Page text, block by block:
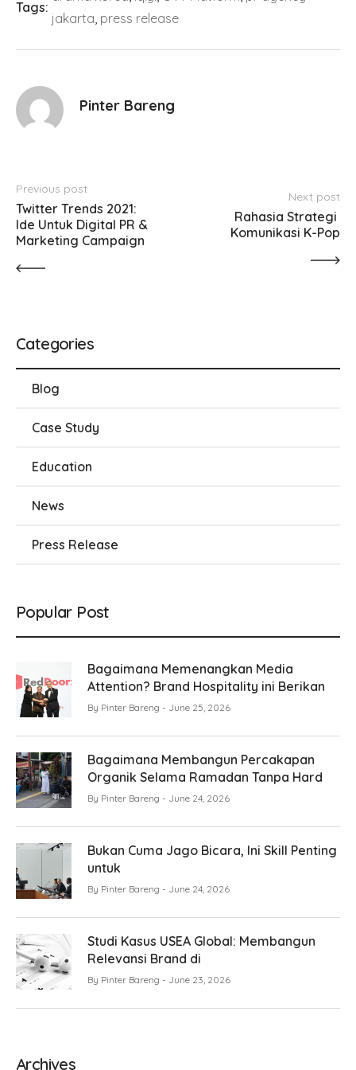
Tags:
jakarta, press release
Pinter Bareng
Previous post
Twitter Trends 2021:
Ide Untuk Digital PR &
Marketing Campaign
Next post
Rahasia Strategi
Komunikasi K-Pop
Categories
Blog
Case Study
Education
News
Press Release
Popular Post
Bagaimana Memenangkan Media
Attention? Brand Hospitality ini Berikan
By Pinter Bareng June 25, 2026
Bagaimana Membangun Percakapan
Organik Selama Ramadan Tanpa Hard
By Pinter Bareng June 24, 2026
Bukan Cuma Jago Bicara, Ini Skill Penting
untuk
By Pinter Bareng June 24, 2026
Studi Kasus USEA Global: Membangun
Relevansi Brand di
By Pinter Bareng June 23, 2026
Archives